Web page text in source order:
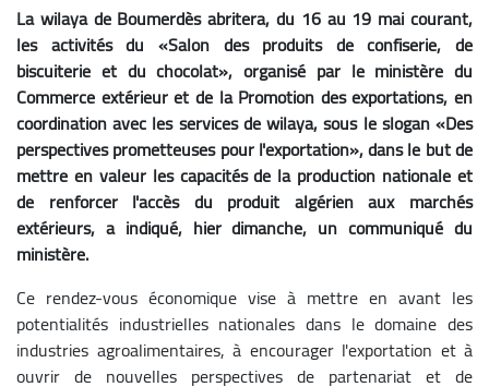
La wilaya de Boumerdès abritera, du 16 au 19 mai courant,
les activités du «Salon des produits de confiserie, de
biscuiterie et du chocolat», organisé par le ministère du
Commerce extérieur et de la Promotion des exportations, en
coordination avec les services de wilaya, sous le slogan «Des
perspectives prometteuses pour l'exportation», dans le but de
mettre en valeur les capacités de la production nationale et
de renforcer l'accès du produit algérien aux marchés
extérieurs, a indiqué, hier dimanche, un communiqué du
ministère.
Ce rendez-vous économique vise à mettre en avant les
potentialités industrielles nationales dans le domaine des
industries agroalimentaires, à encourager l'exportation et à
ouvrir de nouvelles perspectives de partenariat et de